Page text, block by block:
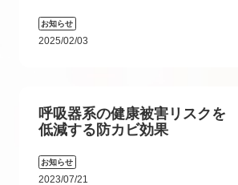
お知らせ
2025/02/03
呼吸器系の健康被害リスクを
低減する防カビ効果
お知らせ
2023/07/21